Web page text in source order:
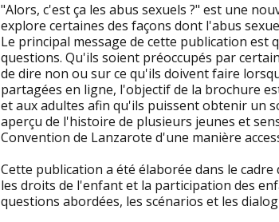
"Alors, c'est ça les abus sexuels ?" est une
explore certaines des façons dont l'abus
Le principal message de cette publication est
questions. Qu'ils soient préoccupés par
de dire non ou sur ce qu'ils doivent faire
partagées en ligne, l'objectif de la brochure
et aux adultes afin qu'ils puissent obtenir un
aperçu de l'histoire de plusieurs jeunes et
Convention de Lanzarote d'une manière
Cette publication a été élaborée dans le
les droits de l'enfant et la participation des
questions abordées, les scénarios et les